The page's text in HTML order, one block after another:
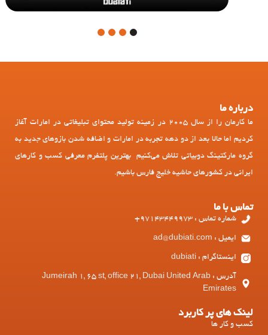
1
درباره ما
ما کارمان را از سال 2005 در زمینه تولید محتوای تبلیغاتی در امارات آغاز
کردیم اما حالا بعد از دو دهه تجربه در امارات و اضافه شدن بازوهای جدید به
گروه مارکتینگ دوبیاتی تلاش می‌کنیم بهترین پلتفرم معرفی کسب و کارهای
ایرانی در کشورهای حاشیه خلیج فارس باشیم.
تماس با ما
شماره تماس : 97143449973+
ایمیل : ad@dubiati.com
اینستاگرام : dubiati
آدرس : Jumeirah 1, 65 st, office 21, Dubai United Arab
Emirates
لینک های پر کاربرد
کسب و کار ها